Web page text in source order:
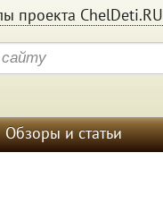
проекта ChelDeti.RU
Обзоры и статьи